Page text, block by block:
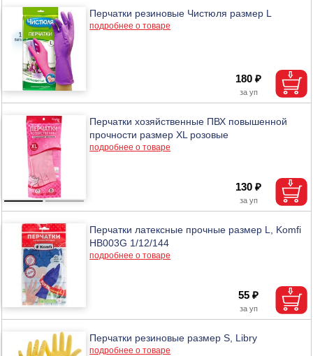
Перчатки резиновые Чистюля размер L
подробнее о товаре
180 ₽
Перчатки хозяйственные ПВХ повышенной
прочности размер XL розовые
подробнее о товаре
130 ₽
Перчатки латексные прочные размер L, Komfi
HB003G 1/12/144
подробнее о товаре
55 ₽
Перчатки резиновые размер S, Libry
подробнее о товаре